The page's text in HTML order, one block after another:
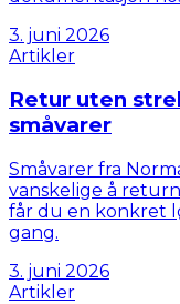
3. juni 2026
Artikler
Retur uten
småvarer
Småvarer fra
vanskelige å
får du en konkret
gang.
3. juni 2026
Artikler